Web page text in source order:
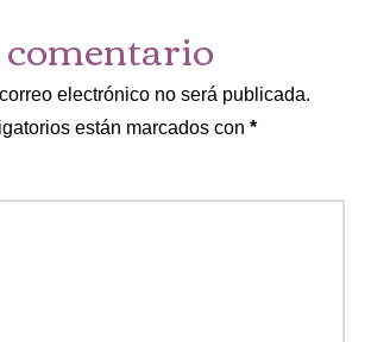
electrónico no será publicada.
están marcados con*